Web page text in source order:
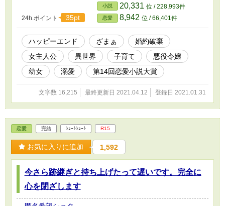
24h.ポイント 35pt
小説 20,331 位 / 228,993件
恋愛 8,942 位 / 66,401件
ハッピーエンド ざまぁ
婚約破棄
女主人公
異世界 子育て
悪役令嬢
幼女
溺愛 第14回恋愛小説大賞
文字数 16,215 最終更新日 2021.04.12 登録日 2021.01.31
恋愛 完結 ｼｮｰﾄｼｮｰﾄ R15
お気に入りに追加 1,592
今さら跡継ぎと持ち上げたって遅いです。完全に
心を閉ざします